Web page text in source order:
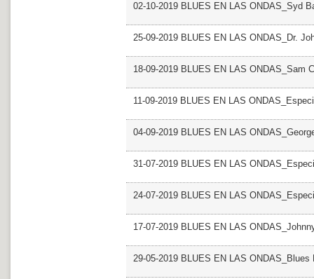
02-10-2019 BLUES EN LAS ONDAS_Syd
25-09-2019 BLUES EN LAS ONDAS_Dr.
18-09-2019 BLUES EN LAS ONDAS_Sam
11-09-2019 BLUES EN LAS
04-09-2019 BLUES EN LAS
31-07-2019 BLUES EN LAS
24-07-2019 BLUES EN LAS
17-07-2019 BLUES EN LAS
29-05-2019 BLUES EN LAS